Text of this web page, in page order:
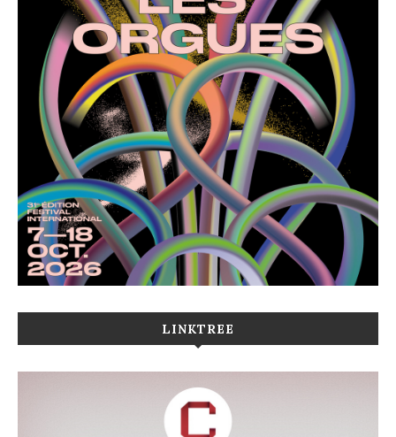
LINKTREE